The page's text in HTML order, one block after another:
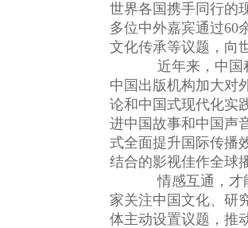
世界各国携手同行的
多位中外嘉宾通过60
文化传承等议题，向
近年来，中国积
中国出版机构加大对
论和中国式现代化实
进中国故事和中国声
式全面提升国际传播
结合的影视佳作全球
情感互通，才能
家关注中国文化、研
体主动设置议题，推